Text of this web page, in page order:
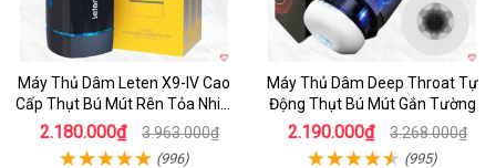
Máy Thủ Dâm Leten X9-IV Cao
Cấp Thụt Bú Mút Rên Tỏa Nhiệt
Sạc Pin
2.180.000₫ 3.963.000₫
(996)
Máy Thủ Dâm Deep Throat Tự
Động Thụt Bú Mút Gắn Tường
2.190.000₫ 3.268.000₫
(995)